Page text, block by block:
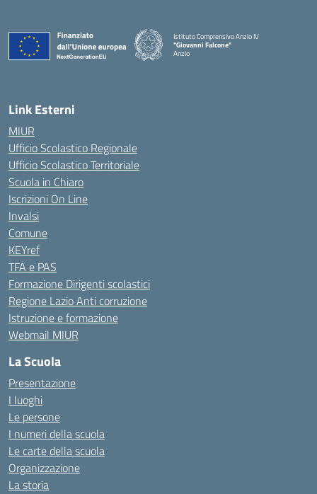
Istituto Comprensivo Anzio IV
"Giovanni Falcone"
Anzio
Link Esterni
MIUR
Ufficio Scolastico Regionale
Ufficio Scolastico Territoriale
Scuola in Chiaro
Iscrizioni On Line
Invalsi
Comune
KEYref
TFA e PAS
Formazione Dirigenti scolastici
Regione Lazio Anti corruzione
Istruzione e formazione
Webmail MIUR
La Scuola
Presentazione
I luoghi
Le persone
I numeri della scuola
Le carte della scuola
Organizzazione
La storia